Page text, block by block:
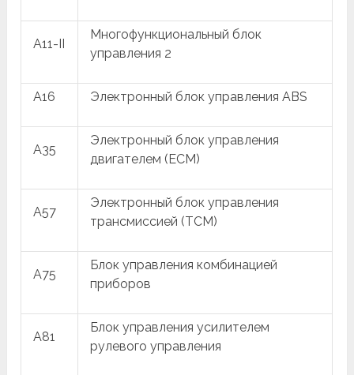
A11-II
Многофункциональный блок
управления 2
A16 Электронный блок управления ABS
A35
Электронный блок управления
двигателем (ECM)
A57
Электронный блок управления
трансмиссией (TCM)
A75
Блок управления комбинацией
приборов
A81
Блок управления усилителем
рулевого управления